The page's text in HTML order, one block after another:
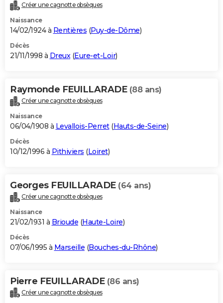
Créer une cagnotte obsèques
Naissance
14/02/1924 à Rentières (Puy-de-Dôme)
Décès
21/11/1998 à Dreux(Eure-et-Loir)
Raymonde FEUILLARADE (88 ans)
Créer une cagnotte obsèques
Naissance
06/04/1908 à Levallois-Perret(Hauts-de-Seine)
Décès
10/12/1996 à Pithiviers (Loiret)
Georges FEUILLARADE (64 ans)
Créer une cagnotte obsèques
Naissance
21/02/1931 à Brioude (Haute-Loire)
Décès
07/06/1995 à Marseille (Bouches-du-Rhône)
Pierre FEUILLARADE (86 ans)
Créer une cagnotte obsèques